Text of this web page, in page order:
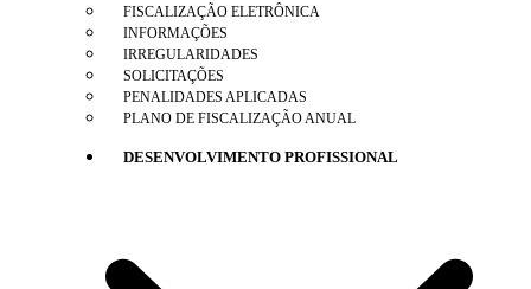
FISCALIZAÇÃO ELETRÔNICA
INFORMAÇÕES
IRREGULARIDADES
SOLICITAÇÕES
PENALIDADES APLICADAS
PLANO DE FISCALIZAÇÃO ANUAL
DESENVOLVIMENTO PROFISSIONAL